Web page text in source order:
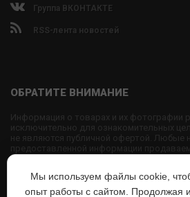
Группа ВКОНТАКТЕ
RSS-лента новостей
ОБРАТИТЕ ВНИМАНИЕ
Информация о товарах и их фотографии
исключительно для ознакомительных
не являются публичной офертой. Любые
предоставленной информации
являются основанием для претензий, так
свое усмотрение.
Мы используем файлы cookie,
опыт работы с сайтом. Продолжая